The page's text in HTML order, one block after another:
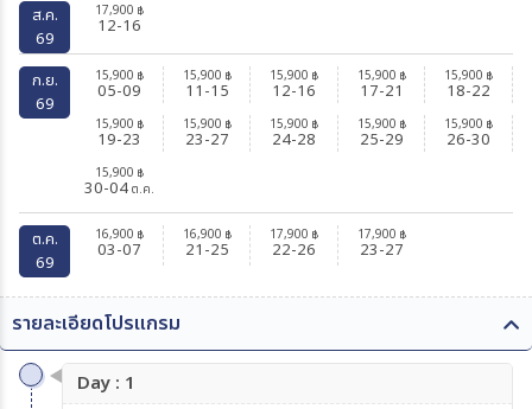
ส.ค.
69
17,900 ฿
12-16
ก.ย.
69
15,900 ฿
05-09
15,900 ฿
11-15
15,900 ฿
12-16
15,900 ฿
17-21
15,900 ฿
18-22
15,900 ฿
19-23
15,900 ฿
23-27
15,900 ฿
24-28
15,900 ฿
25-29
15,900 ฿
26-30
15,900 ฿
30-04ต.ค.
ต.ค.
69
16,900 ฿
03-07
16,900 ฿
21-25
17,900 ฿
22-26
17,900 ฿
23-27
รายละเอียดโปรแกรม
Day : 1